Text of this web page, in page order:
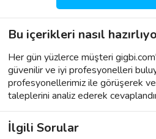
Bu içerikleri nasıl
Her gün yüzlerce müşteri
güvenilir ve iyi profesyonelleri
profesyonellerimiz ile görüşerek
taleplerini analiz ederek
İlgili Sorular